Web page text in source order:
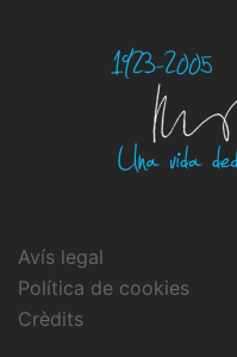
Avís legal
Política de cookies
Crèdits